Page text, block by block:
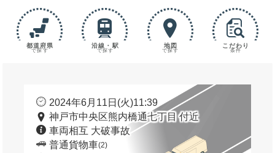
都道府県
で探す
沿線・駅
で探す
地図
で探す
こだわり
条件
2024年6月11日(火)11:39
神戸市中央区熊内橋通七丁目 付近
車両相互 大破事故
普通貨物車(2)